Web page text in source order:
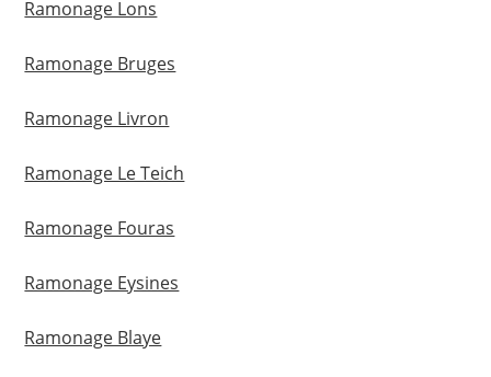
Ramonage Lons
Ramonage Bruges
Ramonage Livron
Ramonage Le Teich
Ramonage Fouras
Ramonage Eysines
Ramonage Blaye